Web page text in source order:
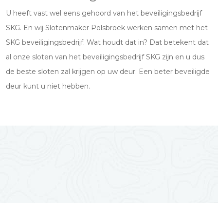
U heeft vast wel eens gehoord van het beveiligingsbedrijf
SKG. En wij Slotenmaker Polsbroek werken samen met het
SKG beveiligingsbedrijf. Wat houdt dat in? Dat betekent dat
al onze sloten van het beveiligingsbedrijf SKG zijn en u dus
de beste sloten zal krijgen op uw deur. Een beter beveiligde
deur kunt u niet hebben.